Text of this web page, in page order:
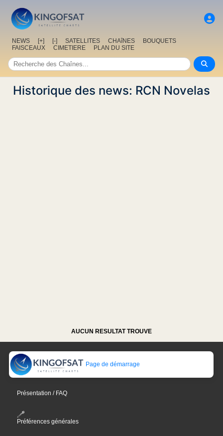
NEWS [+] [-] SATELLITES CHAîNES
BOUQUETS
FAISCEAUX
CIMETIERE PLAN DU SITE
Historique des news: RCN Novelas
AUCUN RESULTAT TROUVE
Page de démarrage
Présentation / FAQ
Préférences générales